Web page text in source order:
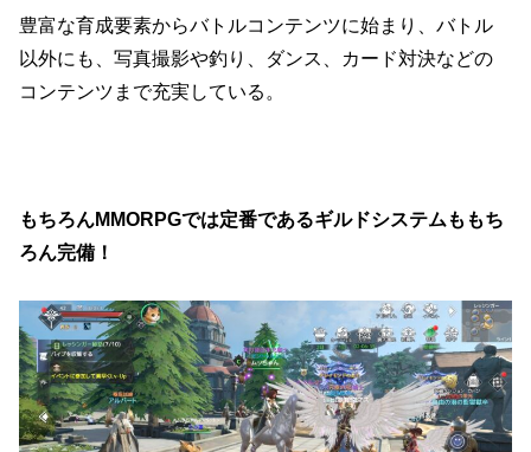
豊富な育成要素からバトルコンテンツに始まり、バトル
以外にも、写真撮影や釣り、ダンス、カード対決などの
コンテンツまで充実している。
もちろんMMORPGでは定番であるギルドシステムももち
ろん完備！